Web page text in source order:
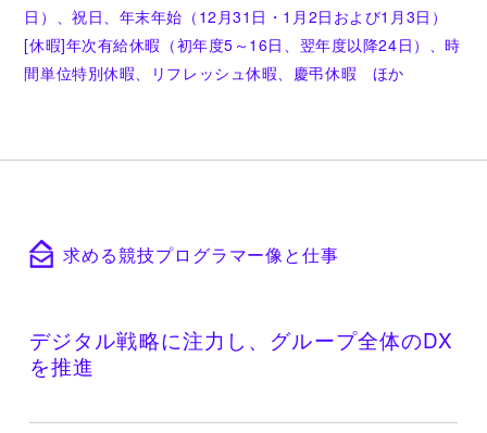
日）、祝日、年末年始（12月31日・1月2日および1月3日）
[休暇]年次有給休暇（初年度5～16日、翌年度以降24日）、時
間単位特別休暇、リフレッシュ休暇、慶弔休暇 ほか
求める競技プログラマー像と仕事
デジタル戦略に注力し、グループ全体のDX
を推進